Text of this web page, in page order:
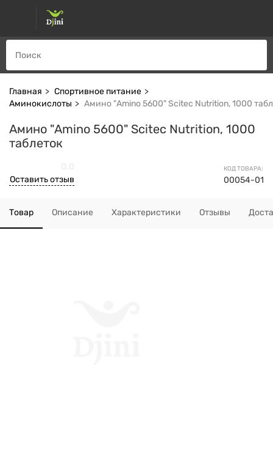
Главная
Спортивное питание
Аминокислоты
Амино "Amino 5600" Scitec Nutrition, 1000
Амино "Amino 5600" Scitec Nutrition, 1000
таблеток
КОД ТОВАРА:
00054-01
Оставить отзыв
Товар Описание Характеристики Отзывы